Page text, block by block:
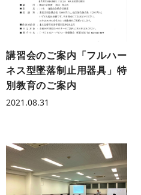
講習会のご案内「フルハー
ネス型墜落制止用器具」特
別教育のご案内
2021.08.31